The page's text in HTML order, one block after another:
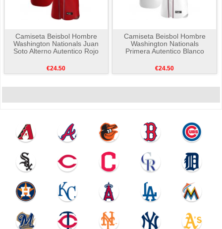
Camiseta Beisbol Hombre
Washington Nationals Juan
Soto Alterno Autentico Rojo
€24.50
Camiseta Beisbol Hombre
Washington Nationals
Primera Autentico Blanco
€24.50